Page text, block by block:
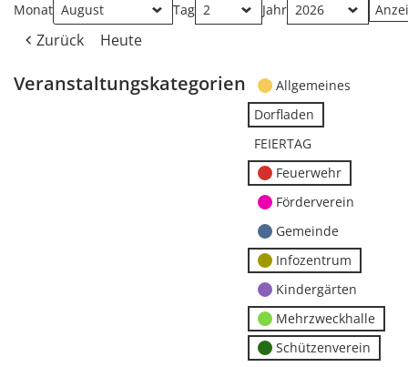
Monat Tag Jahr
Zurück Heute
Veranstaltungskategorien
Allgemeines
Dorfladen
FEIERTAG
Feuerwehr
Förderverein
Gemeinde
Infozentrum
Kindergärten
Mehrzweckhalle
Schützenverein